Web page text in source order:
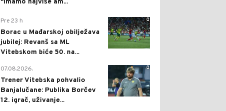
"Imamo najviše am...
0
Pre 23 h
Borac u Mađarskoj obilježava
jubilej: Revanš sa ML
Vitebskom biće 50. na...
0
07.08.2026.
Trener Vitebska pohvalio
Banjalučane: Publika Borčev
12. igrač, uživanje...